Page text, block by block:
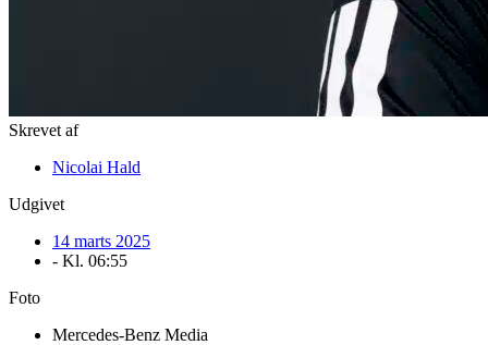
Skrevet af
Nicolai Hald
Udgivet
14 marts 2025
- Kl. 06:55
Foto
Mercedes-Benz Media